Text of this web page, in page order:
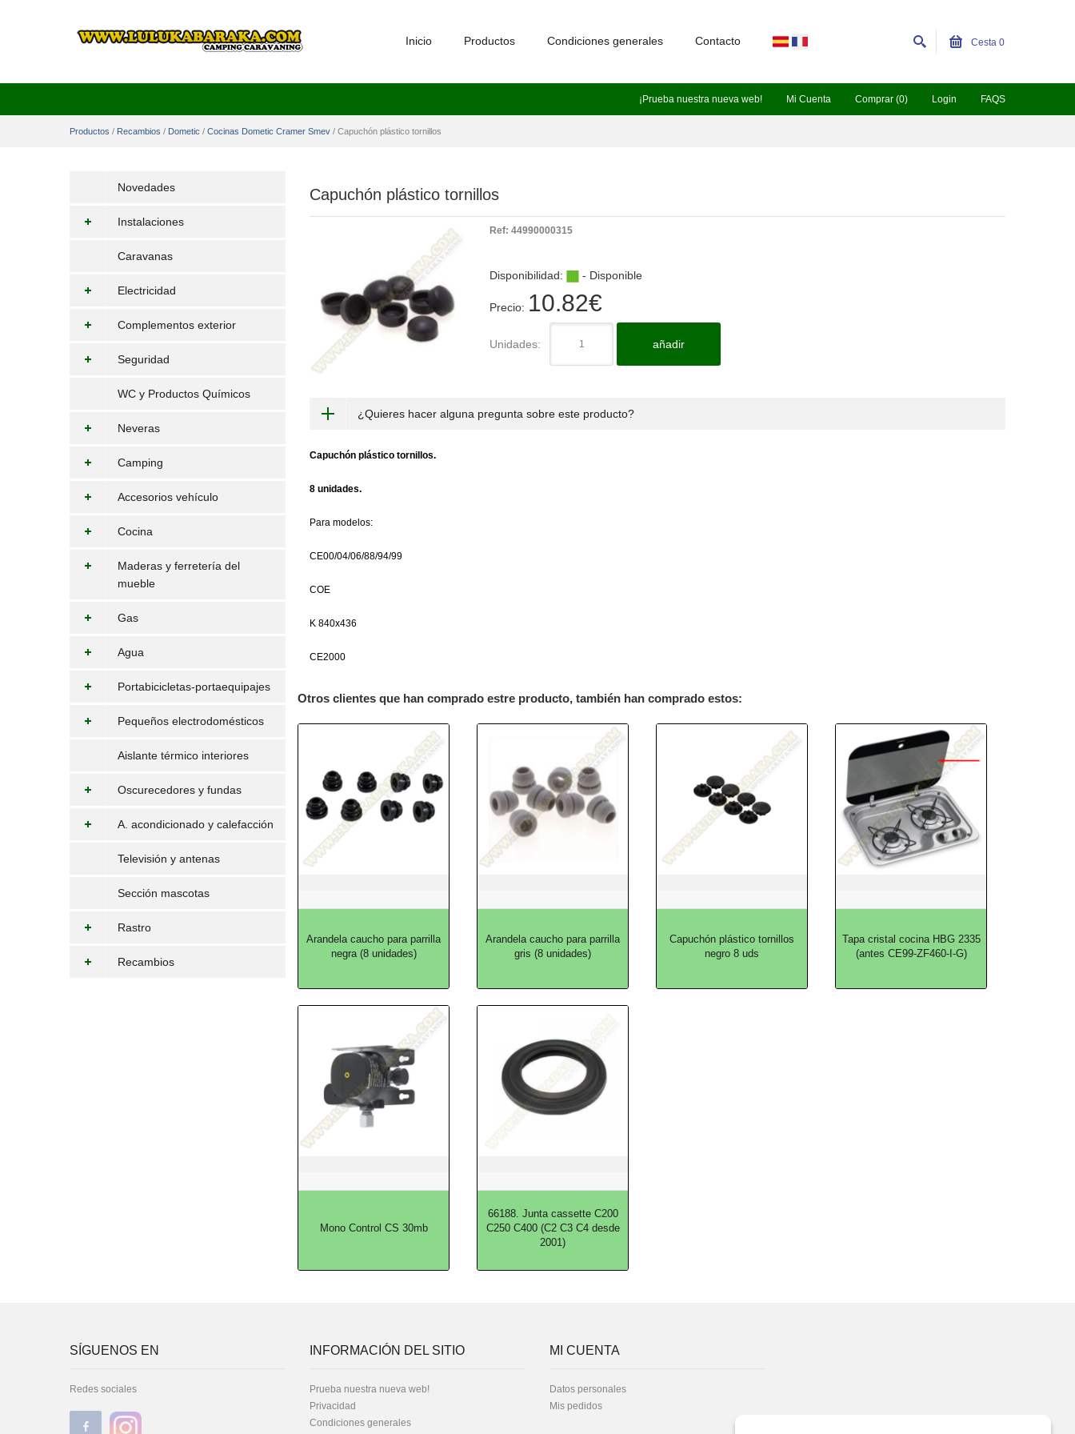
¡Prueba nuestra nueva web! Mi Cuenta Comprar (0) Login FAQS
Inicio Productos Condiciones generales Contacto Cesta 0
Productos / Recambios / Dometic / Cocinas Dometic Cramer Smev / Capuchón plástico tornillos
Novedades
Instalaciones
Caravanas
Electricidad
Complementos exterior
Seguridad
WC y Productos Químicos
Neveras
Camping
Accesorios vehículo
Cocina
Maderas y ferretería del
mueble
Gas
Agua
Portabicicletas-portaequipajes
Pequeños electrodomésticos
Aislante térmico interiores
Oscurecedores y fundas
A. acondicionado y calefacción
Televisión y antenas
Sección mascotas
Rastro
Recambios
Capuchón plástico tornillos
Ref: 44990000315
Disponibilidad: - Disponible
Precio: 10.82€
Unidades: añadir
¿Quieres hacer alguna pregunta sobre este producto?
Capuchón plástico tornillos.
8 unidades.
Para modelos:
CE00/04/06/88/94/99
COE
K 840x436
CE2000
Otros clientes que han comprado estre producto, también han comprado estos:
Arandela caucho para parrilla
negra (8 unidades)
Arandela caucho para parrilla
gris (8 unidades)
Capuchón plástico tornillos
negro 8 uds
Tapa cristal cocina HBG 2335
(antes CE99-ZF460-I-G)
Mono Control CS 30mb
66188. Junta cassette C200
C250 C400 (C2 C3 C4 desde
2001)
SÍGUENOS EN
Redes sociales
INFORMACIÓN DEL SITIO
Prueba nuestra nueva web!
Privacidad
Condiciones generales
MI CUENTA
Datos personales
Mis pedidos